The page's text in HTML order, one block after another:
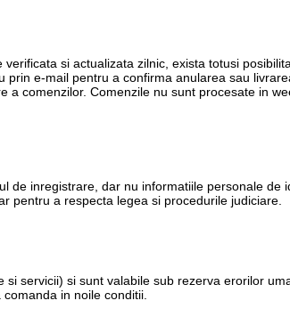
si actualizata zilnic, exista totusi
e-mail pentru a confirma anularea sau
comenzilor. Comenzile nu sunt procesate in
de inregistrare, dar nu informatiile personale de
pentru a respecta legea si procedurile judiciare.
servicii) si sunt valabile sub rezerva erorilor
in noile conditii.